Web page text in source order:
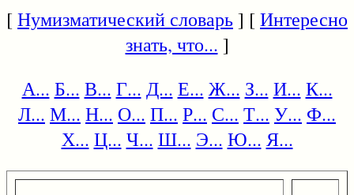
[Нумизматический словарь] [Интересно
знать, что... ]
А... Б... В... Г... Д... Е... Ж... З... И... К...
Л... М... Н... О... П... Р... С... Т... У... Ф...
Х... Ц... Ч... Ш... Э... Ю... Я...